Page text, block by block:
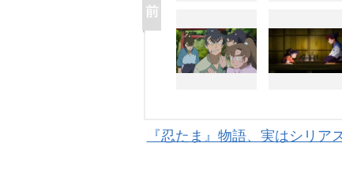
『忍たま』物語、実はシリ